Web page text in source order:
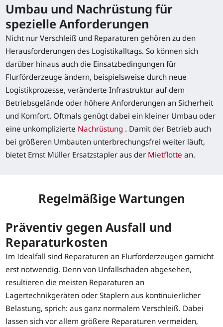
Umbau und Nachrüstung für
spezielle Anforderungen
Nicht nur Verschleiß und Reparaturen gehören zu den
Herausforderungen des Logistikalltags. So können sich
darüber hinaus auch die Einsatzbedingungen für
Flurförderzeuge ändern, beispielsweise durch neue
Logistikprozesse, veränderte Infrastruktur auf dem
Betriebsgelände oder höhere Anforderungen an Sicherheit
und Komfort. Oftmals genügt dabei ein kleiner Umbau oder
eine unkomplizierte Nachrüstung . Damit der Betrieb auch
bei größeren Umbauten unterbrechungsfrei weiter läuft,
bietet Ernst Müller Ersatzstapler aus der Mietflottean.
Regelmäßige Wartungen
Präventiv gegen Ausfall und
Reparaturkosten
Im Idealfall sind Reparaturen an Flurförderzeugen garnicht
erst notwendig. Denn von Unfallschäden abgesehen,
resultieren die meisten Reparaturen an
Lagertechnikgeräten oder Staplern aus kontinuierlicher
Belastung, sprich: aus ganz normalem Verschleiß. Dabei
lassen sich vor allem größere Reparaturen vermeiden,